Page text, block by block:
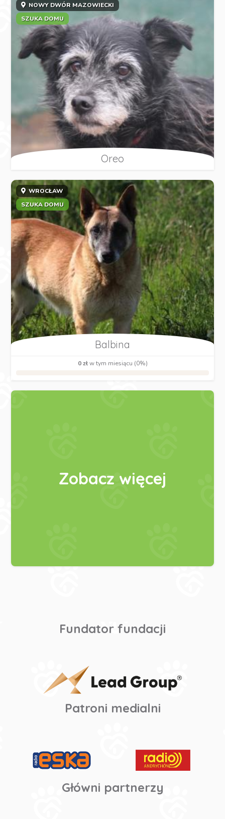
NOWY DWÓR MAZOWIECKI
SZUKA DOMU
Oreo
WROCŁAW
SZUKA DOMU
Balbina
0 złw tym miesiącu (0%)
Zobacz więcej
Fundator fundacji
Patroni medialni
Główni partnerzy